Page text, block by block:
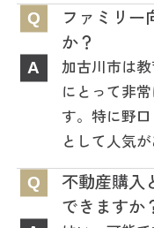
Q
ファミリー
か？
A
加古川市は
にとって非
す。特に野
として人気が
Q
不動産購入
できますか